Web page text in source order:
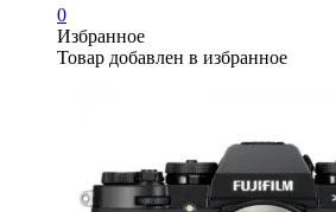
0
Избранное
Товар добавлен в избранное